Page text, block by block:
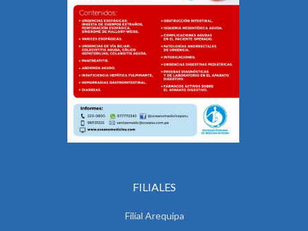
FILIALES
Filial Arequipa